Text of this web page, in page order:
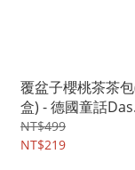
覆盆子櫻桃茶茶
盒) - 德國童話Das
Märchen
NT$499
NT$219